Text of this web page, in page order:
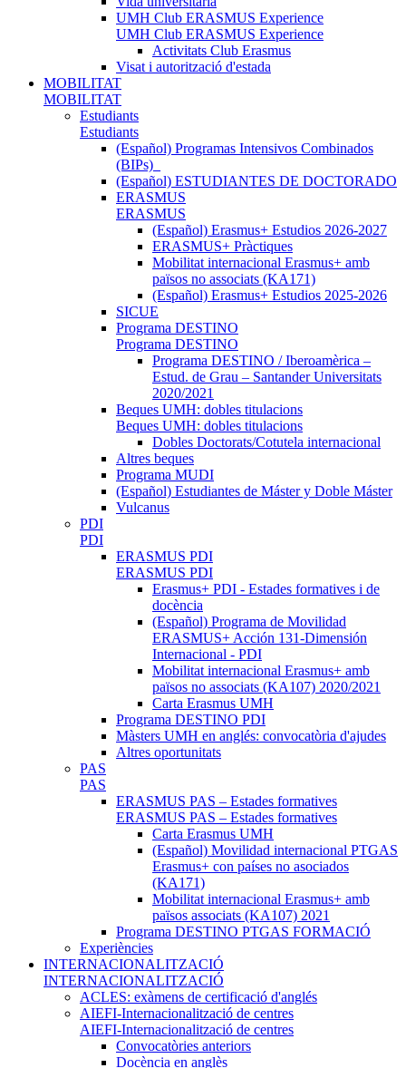
UMH Club ERASMUS Experience
UMH Club ERASMUS Experience
Activitats Club Erasmus
Visat i autorització d'estada
MOBILITAT
MOBILITAT
Estudiants
Estudiants
(Español) Programas Intensivos Combinados
(BIPs)_
(Español) ESTUDIANTES DE DOCTORADO
ERASMUS
ERASMUS
(Español) Erasmus+ Estudios 2026-2027
ERASMUS+ Pràctiques
Mobilitat internacional Erasmus+ amb
països no associats (KA171)
(Español) Erasmus+ Estudios 2025-2026
SICUE
Programa DESTINO
Programa DESTINO
Programa DESTINO / Iberoamèrica –
Estud. de Grau – Santander Universitats
2020/2021
Beques UMH: dobles titulacions
Beques UMH: dobles titulacions
Dobles Doctorats/Cotutela internacional
Altres beques
Programa MUDI
(Español) Estudiantes de Máster y Doble Máster
Vulcanus
PDI
PDI
ERASMUS PDI
ERASMUS PDI
Erasmus+ PDI - Estades formatives i de
docència
(Español) Programa de Movilidad
ERASMUS+ Acción 131-Dimensión
Internacional - PDI
Mobilitat internacional Erasmus+ amb
països no associats (KA107) 2020/2021
Carta Erasmus UMH
Programa DESTINO PDI
Màsters UMH en anglés: convocatòria d'ajudes
Altres oportunitats
PAS
PAS
ERASMUS PAS – Estades formatives
ERASMUS PAS – Estades formatives
Carta Erasmus UMH
(Español) Movilidad internacional PTGAS
Erasmus+ con países no asociados
(KA171)
Mobilitat internacional Erasmus+ amb
països associats (KA107) 2021
Programa DESTINO PTGAS FORMACIÓ
Experiències
INTERNACIONALITZACIÓ
INTERNACIONALITZACIÓ
ACLES: exàmens de certificació d'anglés
AIEFI-Internacionalització de centres
AIEFI-Internacionalització de centres
Convocatòries anteriors
Docència en anglès